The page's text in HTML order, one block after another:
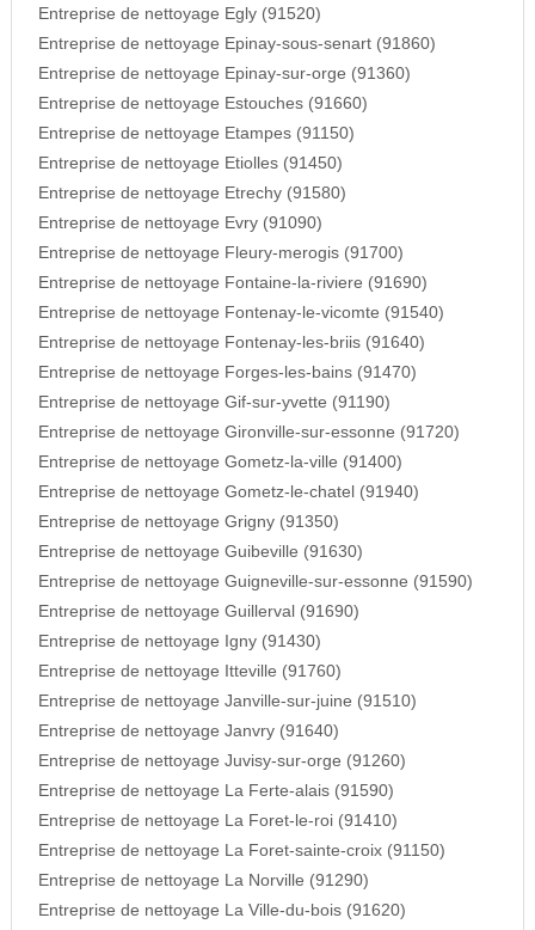
Entreprise de nettoyage Egly (91520)
Entreprise de nettoyage Epinay-sous-senart (91860)
Entreprise de nettoyage Epinay-sur-orge (91360)
Entreprise de nettoyage Estouches (91660)
Entreprise de nettoyage Etampes (91150)
Entreprise de nettoyage Etiolles (91450)
Entreprise de nettoyage Etrechy (91580)
Entreprise de nettoyage Evry (91090)
Entreprise de nettoyage Fleury-merogis (91700)
Entreprise de nettoyage Fontaine-la-riviere (91690)
Entreprise de nettoyage Fontenay-le-vicomte (91540)
Entreprise de nettoyage Fontenay-les-briis (91640)
Entreprise de nettoyage Forges-les-bains (91470)
Entreprise de nettoyage Gif-sur-yvette (91190)
Entreprise de nettoyage Gironville-sur-essonne (91720)
Entreprise de nettoyage Gometz-la-ville (91400)
Entreprise de nettoyage Gometz-le-chatel (91940)
Entreprise de nettoyage Grigny (91350)
Entreprise de nettoyage Guibeville (91630)
Entreprise de nettoyage Guigneville-sur-essonne (91590)
Entreprise de nettoyage Guillerval (91690)
Entreprise de nettoyage Igny (91430)
Entreprise de nettoyage Itteville (91760)
Entreprise de nettoyage Janville-sur-juine (91510)
Entreprise de nettoyage Janvry (91640)
Entreprise de nettoyage Juvisy-sur-orge (91260)
Entreprise de nettoyage La Ferte-alais (91590)
Entreprise de nettoyage La Foret-le-roi (91410)
Entreprise de nettoyage La Foret-sainte-croix (91150)
Entreprise de nettoyage La Norville (91290)
Entreprise de nettoyage La Ville-du-bois (91620)